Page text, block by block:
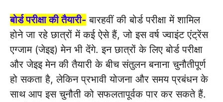
बोर्ड परीक्षा की तैयारी- बारहवीं की बोर्ड परीक्षा में शामिल
होने जा रहे छात्रों में कई ऐसे हैं, जो इस वर्ष ज्वाइंट एंट्रेंस
एग्जाम (जेइइ) मेन भी देंगे. इन छात्रों के लिए बोर्ड परीक्षा
और जेइइ मेन की तैयारी के बीच संतुलन बनाना चुनौतीपूर्ण
हो सकता है, लेकिन प्रभावी योजना और समय प्रबंधन के
साथ आप इस चुनौती को सफलतापूर्वक पार कर सकते हैं.